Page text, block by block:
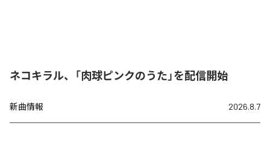
ネコキラル、「肉球ピンクのうた」を配信開始
新曲情報 2026.8.7